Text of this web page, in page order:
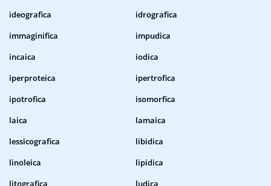
ideografica
idrografica
immaginifica
impudica
incaica
iodica
iperproteica
ipertrofica
ipotrofica
isomorfica
laica
lamaica
lessicografica
libidica
linoleica
lipidica
litografica
ludica